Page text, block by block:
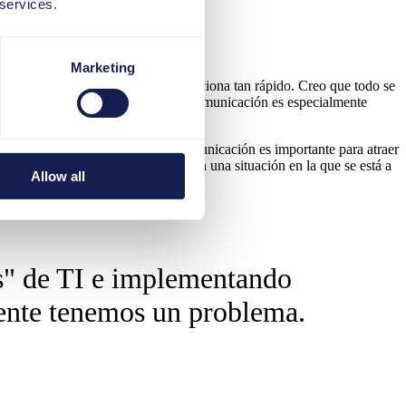
Marketing
Allow all
en este ámbito?
de mañana. El cambio no funciona tan rápido. Creo que todo se
un proyecto SAPS/4HANA. La comunicación es especialmente
que se hace en grupo. La comunicación es importante para atraer
El objetivo es evitar verse en una situación en la que se está a
pronto.
de TI e implementando
tenemos un problema.